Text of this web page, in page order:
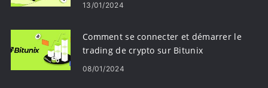
13/01/2024
Comment se connecter et démarrer le
trading de crypto sur Bitunix
08/01/2024